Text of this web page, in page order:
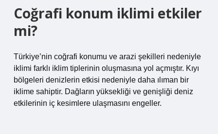
Coğrafi konum iklimi etkiler
mi?
Türkiye’nin coğrafi konumu ve arazi şekilleri nedeniyle
iklimi farklı iklim tiplerinin oluşmasına yol açmıştır. Kıyı
bölgeleri denizlerin etkisi nedeniyle daha ılıman bir
iklime sahiptir. Dağların yüksekliği ve genişliği deniz
etkilerinin iç kesimlere ulaşmasını engeller.